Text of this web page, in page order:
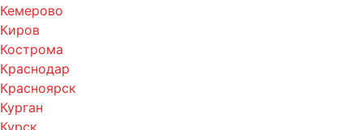
Кемерово
Киров
Кострома
Краснодар
Красноярск
Курган
Курск